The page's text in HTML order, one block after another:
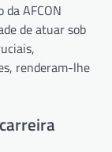
AFCON
de atuar sob
renderam-lhe